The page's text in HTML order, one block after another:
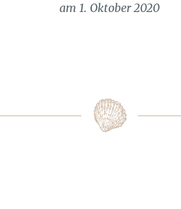
am 1. Oktober 2020